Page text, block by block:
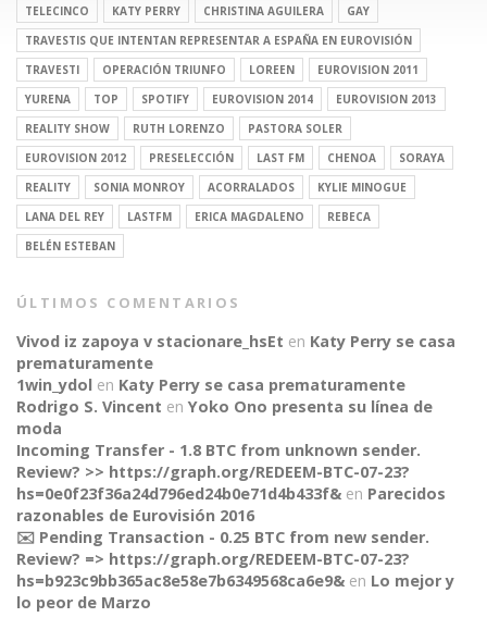
CONNECT
TELECINCO
KATY PERRY CHRISTINA AGUILERA
GAY
TRAVESTIS QUE INTENTAN REPRESENTAR A ESPAÑA EN EUROVISIÓN
TRAVESTI
OPERACIÓN TRIUNFO LOREEN
EUROVISION 2011
YURENA
TOP SPOTIFY EUROVISION 2014
EUROVISION 2013
REALITY SHOW
RUTH LORENZO
PASTORA SOLER
EUROVISION 2012
PRESELECCIÓN LAST FM CHENOA
SORAYA
REALITY
SONIA MONROY ACORRALADOS
KYLIE MINOGUE
LANA DEL REY
LASTFM ERICA MAGDALENO
REBECA
BELÉN ESTEBAN
ÚLTIMOS COMENTARIOS
Vivod iz zapoya v stacionare_hsEt en Katy Perry se casa
prematuramente
1win_ydol en Katy Perry se casa prematuramente
Rodrigo S. Vincent en Yoko Ono presenta su línea de
moda
Incoming Transfer - 1.8 BTC from unknown sender.
Review? >> https://graph.org/REDEEM-BTC-07-23?
hs=0e0f23f36a24d796ed24b0e71d4b433f& en Parecidos
razonables de Eurovisión 2016
✉️ Pending Transaction - 0.25 BTC from new sender.
Review? => https://graph.org/REDEEM-BTC-07-23?
hs=b923c9bb365ac8e58e7b6349568ca6e9& en Lo mejor y
lo peor de Marzo